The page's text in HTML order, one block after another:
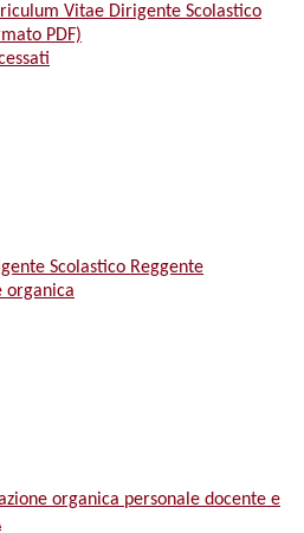
Vitae Dirigente Scolastico
PDF)
Scolastico Reggente
organica
organica personale docente e